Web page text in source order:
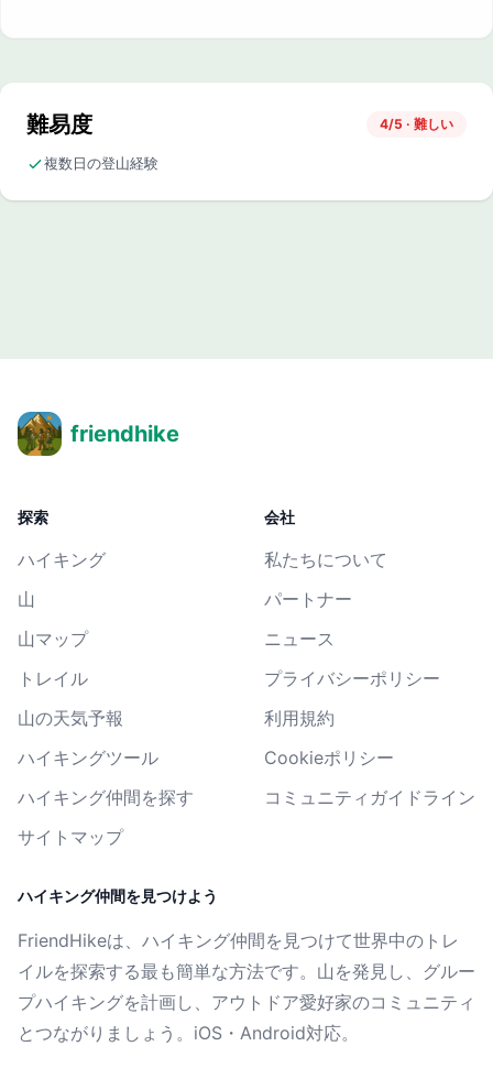
難易度 4/5 · 難しい
複数日の登山経験
friendhike
探索
ハイキング
山
山マップ
トレイル
山の天気予報
ハイキングツール
ハイキング仲間を探す
サイトマップ
会社
私たちについて
パートナー
ニュース
プライバシーポリシー
利用規約
Cookieポリシー
コミュニティガイドライン
ハイキング仲間を見つけよう
FriendHikeは、ハイキング仲間を見つけて世界中のトレ
イルを探索する最も簡単な方法です。山を発見し、グルー
プハイキングを計画し、アウトドア愛好家のコミュニティ
とつながりましょう。iOS・Android対応。